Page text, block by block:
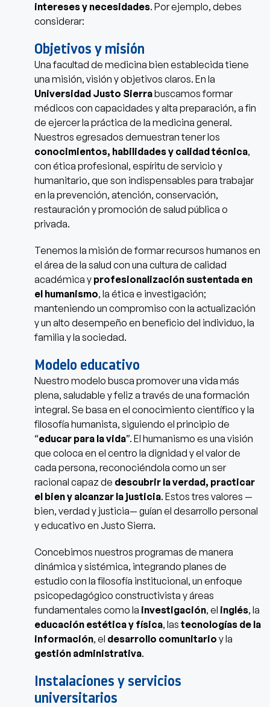
intereses y necesidades. Por ejemplo, debes
considerar:
Objetivos y misión
Una facultad de medicina bien establecida tiene
una misión, visión y objetivos claros. En la
Universidad Justo Sierrabuscamos formar
médicos con capacidades y alta preparación, a fin
de ejercer la práctica de la medicina general.
Nuestros egresados demuestran tener los
conocimientos, habilidades y calidad técnica,
con ética profesional, espíritu de servicio y
humanitario, que son indispensables para trabajar
en la prevención, atención, conservación,
restauración y promoción de salud pública o
privada.
Tenemos la misión de formar recursos humanos en
el área de la salud con una cultura de calidad
académica y profesionalización sustentada en
el humanismo, la ética e investigación;
manteniendo un compromiso con la actualización
y un alto desempeño en beneficio del individuo, la
familia y la sociedad.
Modelo educativo
Nuestro modelo busca promover una vida más
plena, saludable y feliz a través de una formación
integral. Se basa en el conocimiento científico y la
filosofía humanista, siguiendo el principio de
“educar para la vida”. El humanismo es una visión
que coloca en el centro la dignidad y el valor de
cada persona, reconociéndola como un ser
racional capaz de descubrir la verdad, practicar
el bien y alcanzar la justicia. Estos tres valores —
bien, verdad y justicia— guían el desarrollo personal
y educativo en Justo Sierra.
Concebimos nuestros programas de manera
dinámica y sistémica, integrando planes de
estudio con la filosofía institucional, un enfoque
psicopedagógico constructivista y áreas
fundamentales como la investigación, el inglés, la
educación estética y física, las tecnologías de la
información, el desarrollo comunitario y la
gestión administrativa.
Instalaciones y servicios
universitarios